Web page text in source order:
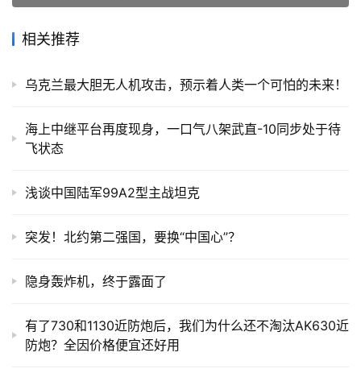
相关推荐
乌克兰最大胆无人机攻击，预示着人类一个可怕的未来！
海上中继平台再度现身，一口气八架武直-10同步处于待
飞状态
浅谈中国陆军99A2型主战坦克
突发！北约第二强国，要换“中国心”？
隐身轰炸机，终于露面了
有了730和1130近防炮后，我们为什么还不淘汰AK630近
防炮？全因价格便宜还好用